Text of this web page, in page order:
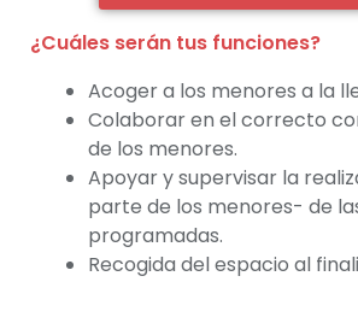
¿Cuáles serán tus funciones?
Acoger a los menores a la
Colaborar en el correcto
de los menores.
Apoyar y supervisar la
parte de los menores- de
programadas.
Recogida del espacio al